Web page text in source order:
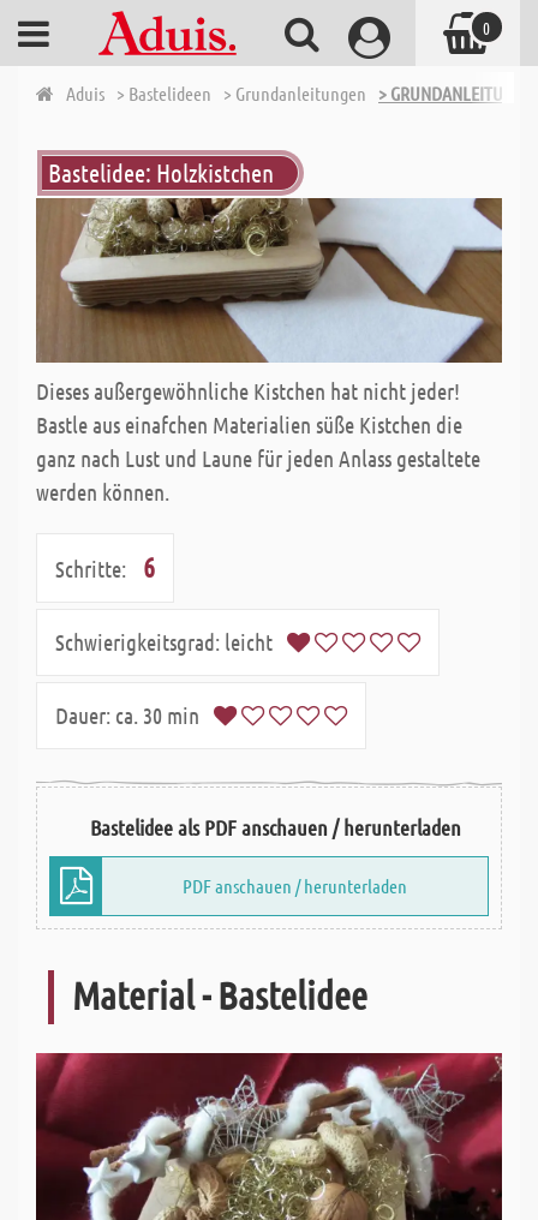
Aduis > Bastelideen > Grundanleitungen >
Bastelidee: Holzkistchen
Dieses außergewöhnliche Kistchen hat nicht jeder!
Bastle aus einafchen Materialien süße Kistchen die
ganz nach Lust und Laune für jeden Anlass gestaltete
werden können.
Schritte: 6
Schwierigkeitsgrad: leicht
Dauer: ca. 30 min
Bastelidee als PDF anschauen / herunterladen
PDF anschauen / herunterladen
Material - Bastelidee
0